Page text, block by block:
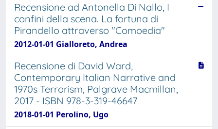
Recensione ad Antonella Di Nallo, I
confini della scena. La fortuna di
Pirandello attraverso "Comoedia"
2012-01-01 Gialloreto, Andrea
Recensione di David Ward,
Contemporary Italian Narrative and
1970s Terrorism, Palgrave Macmillan,
2017 - ISBN 978-3-319-46647
2018-01-01 Perolino, Ugo